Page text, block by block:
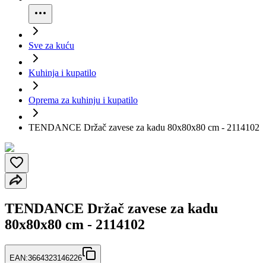
Sve za kuću
Kuhinja i kupatilo
Oprema za kuhinju i kupatilo
TENDANCE Držač zavese za kadu 80x80x80 cm - 2114102
TENDANCE Držač zavese za kadu
80x80x80 cm - 2114102
EAN:3664323146226